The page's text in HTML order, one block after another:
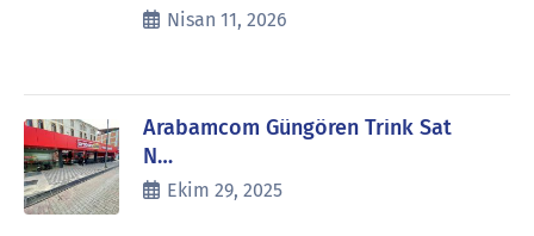
Nisan 11, 2026
Arabamcom Güngören Trink Sat
N…
Ekim 29, 2025